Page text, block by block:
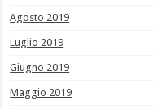
Agosto 2019
Luglio 2019
Giugno 2019
Maggio 2019